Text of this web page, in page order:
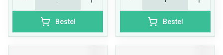
Bestel Bestel